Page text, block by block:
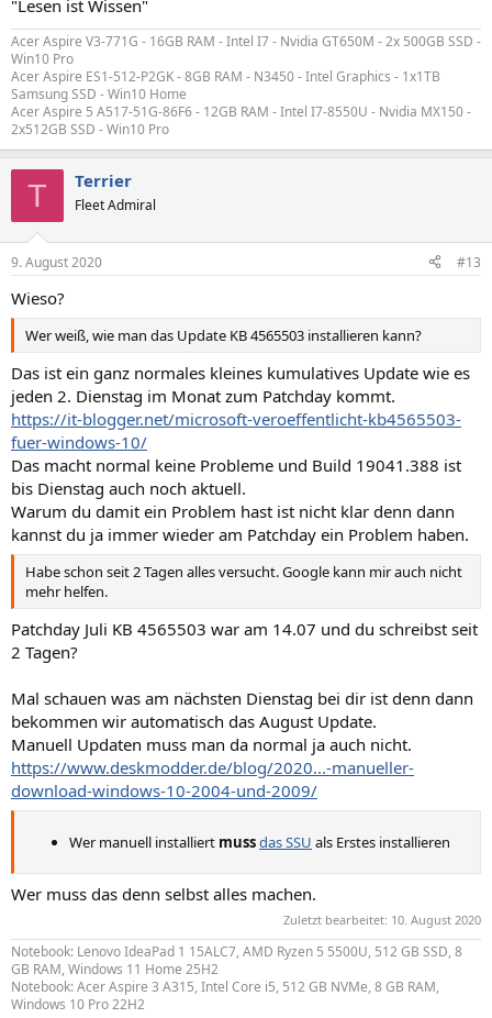
"Lesen ist Wissen"
Acer Aspire V3-771G - 16GB RAM - Intel I7 - Nvidia GT650M - 2x 500GB SSD -
Win10 Pro
Acer Aspire ES1-512-P2GK - 8GB RAM - N3450 - Intel Graphics - 1x1TB
Samsung SSD - Win10 Home
Acer Aspire 5 A517-51G-86F6 - 12GB RAM - Intel I7-8550U - Nvidia MX150 -
2x512GB SSD - Win10 Pro
T Terrier
Fleet Admiral
9. August 2020 #13
Wieso?
Wer weiß, wie man das Update KB 4565503 installieren kann?
Das ist ein ganz normales kleines kumulatives Update wie es
jeden 2. Dienstag im Monat zum Patchday kommt.
https://it-blogger.net/microsoft-veroeffentlicht-kb4565503-
fuer-windows-10/
Das macht normal keine Probleme und Build 19041.388 ist
bis Dienstag auch noch aktuell.
Warum du damit ein Problem hast ist nicht klar denn dann
kannst du ja immer wieder am Patchday ein Problem haben.
Habe schon seit 2 Tagen alles versucht. Google kann mir auch nicht
mehr helfen.
Patchday Juli KB 4565503 war am 14.07 und du schreibst seit
2 Tagen?
Mal schauen was am nächsten Dienstag bei dir ist denn dann
bekommen wir automatisch das August Update.
Manuell Updaten muss man da normal ja auch nicht.
https://www.deskmodder.de/blog/2020...-manueller-
download-windows-10-2004-und-2009/
Wer manuell installiert mussdas SSU als Erstes installieren
Wer muss das denn selbst alles machen.
Zuletzt bearbeitet: 10. August 2020
Notebook: Lenovo IdeaPad 1 15ALC7, AMD Ryzen 5 5500U, 512 GB SSD, 8
GB RAM, Windows 11 Home 25H2
Notebook: Acer Aspire 3 A315, Intel Core i5, 512 GB NVMe, 8 GB RAM,
Windows 10 Pro 22H2